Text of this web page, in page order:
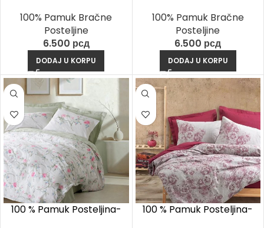
100% Pamuk Bračne
Posteljine
6.500 рсд
DODAJ U KORPU
100% Pamuk Bračne
Posteljine
6.500 рсд
DODAJ U KORPU
100 % Pamuk Posteljina-
100 % Pamuk Posteljina-